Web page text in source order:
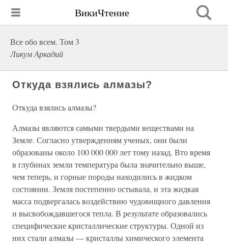
ВикиЧтение
Все обо всем. Том 3
Ликум Аркадий
Откуда взялись алмазы?
Откуда взялись алмазы?
Алмазы являются самыми твердыми веществами на
Земле. Согласно утверждениям ученых, они были
образованы около 100 000 000 лет тому назад. Вто время
в глубинах земли температура была значительно выше,
чем теперь, и горные породы находились в жидком
состоянии. Земля постепенно остывала, и эта жидкая
масса подвергалась воздействию чудовищного давления
и высвобождавшегося тепла. В результате образовались
специфические кристаллические структуры. Одной из
них стали алмазы — кристаллы химического элемента